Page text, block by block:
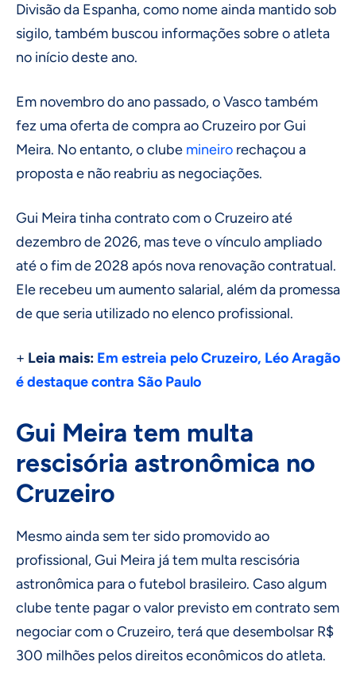
Divisão da Espanha, como nome ainda mantido sob
sigilo, também buscou informações sobre o atleta
no início deste ano.
Em novembro do ano passado, o Vasco também
fez uma oferta de compra ao Cruzeiro por Gui
Meira. No entanto, o clube mineiro rechaçou a
proposta e não reabriu as negociações.
Gui Meira tinha contrato com o Cruzeiro até
dezembro de 2026, mas teve o vínculo ampliado
até o fim de 2028 após nova renovação contratual.
Ele recebeu um aumento salarial, além da promessa
de que seria utilizado no elenco profissional.
+ Leia mais: Em estreia pelo Cruzeiro, Léo Aragão
é destaque contra São Paulo
Gui Meira tem multa
rescisória astronômica no
Cruzeiro
Mesmo ainda sem ter sido promovido ao
profissional, Gui Meira já tem multa rescisória
astronômica para o futebol brasileiro. Caso algum
clube tente pagar o valor previsto em contrato sem
negociar com o Cruzeiro, terá que desembolsar R$
300 milhões pelos direitos econômicos do atleta.